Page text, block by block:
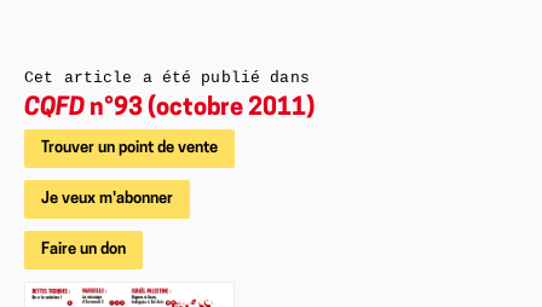
Cet article a été publié dans
CQFD n°93 (octobre 2011)
Trouver un point de vente
Je veux m'abonner
Faire un don